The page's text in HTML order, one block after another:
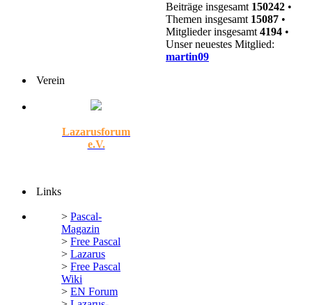
Beiträge insgesamt 150242 •
Themen insgesamt 15087 •
Mitglieder insgesamt 4194 •
Unser neuestes Mitglied:
martin09
Verein
Lazarusforum
e.V.
Links
> Pascal-
Magazin
> Free Pascal
> Lazarus
> Free Pascal
Wiki
> EN Forum